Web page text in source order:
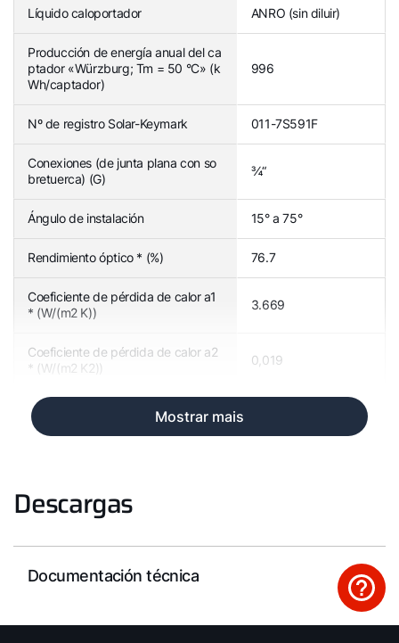
Líquido caloportador ANRO (sin diluir)
Producción de energía anual del ca
ptador «Würzburg; Tm = 50 °C» (k
Wh/captador)
996
Nº de registro Solar-Keymark 011-7S591F
Conexiones (de junta plana con so
bretuerca) (G)
¾“
Ángulo de instalación 15° a 75°
Rendimiento óptico * (%) 76.7
Coeficiente de pérdida de calor a1
* (W/(m2 K))
3.669
Coeficiente de pérdida de calor a2
* (W/(m2 K2))
0,019
Mostrar mais
Descargas
Documentación técnica